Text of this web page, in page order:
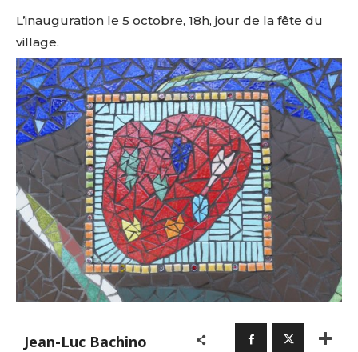
L’inauguration le 5 octobre, 18h, jour de la fête du
village.
Jean-Luc Bachino